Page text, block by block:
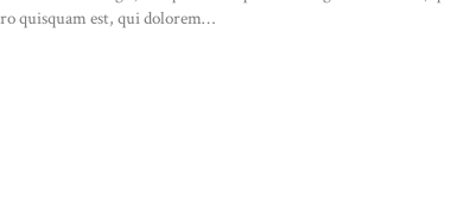
quisquam est, qui dolorem…